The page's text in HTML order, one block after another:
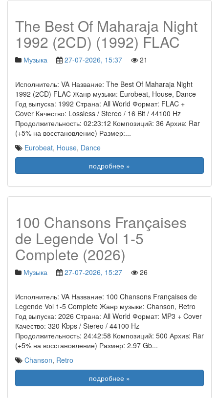
The Best Of Maharaja Night
1992 (2CD) (1992) FLAC
Музыка 27-07-2026, 15:37 21
Исполнитель: VA Название: The Best Of Maharaja Night
1992 (2CD) FLAC Жанр музыки: Eurobeat, House, Dance
Год выпуска: 1992 Страна: All World Формат: FLAC +
Cover Качество: Lossless / Stereo / 16 Bit / 44100 Hz
Продолжительность: 02:23:12 Композиций: 36 Архив: Rar
(+5% на восстановление) Размер:...
Eurobeat, House, Dance
подробнее »
100 Chansons Françaises
de Legende Vol 1-5
Complete (2026)
Музыка 27-07-2026, 15:27 26
Исполнитель: VA Название: 100 Chansons Françaises de
Legende Vol 1-5 Complete Жанр музыки: Chanson, Retro
Год выпуска: 2026 Страна: All World Формат: MP3 + Cover
Качество: 320 Kbps / Stereo / 44100 Hz
Продолжительность: 24:42:58 Композиций: 500 Архив: Rar
(+5% на восстановление) Размер: 2.97 Gb...
Chanson, Retro
подробнее »